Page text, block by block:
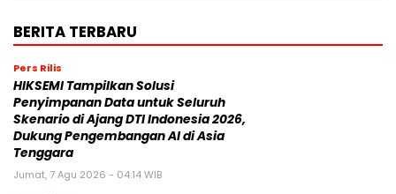
BERITA TERBARU
Pers Rilis
HIKSEMI Tampilkan Solusi
Penyimpanan Data untuk Seluruh
Skenario di Ajang DTI Indonesia 2026,
Dukung Pengembangan AI di Asia
Tenggara
Jumat, 7 Agu 2026 - 04:14 WIB